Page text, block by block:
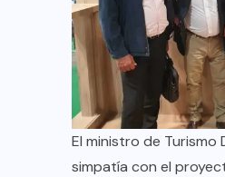
El ministro de Turismo
simpatía con el